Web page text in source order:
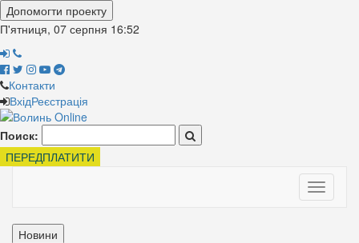
Допомогти проекту
П'ятниця, 07 серпня 16:52
Контакти
ВхідРеєстрація
Поиск:
ПЕРЕДПЛАТИТИ
Toggle
Новини